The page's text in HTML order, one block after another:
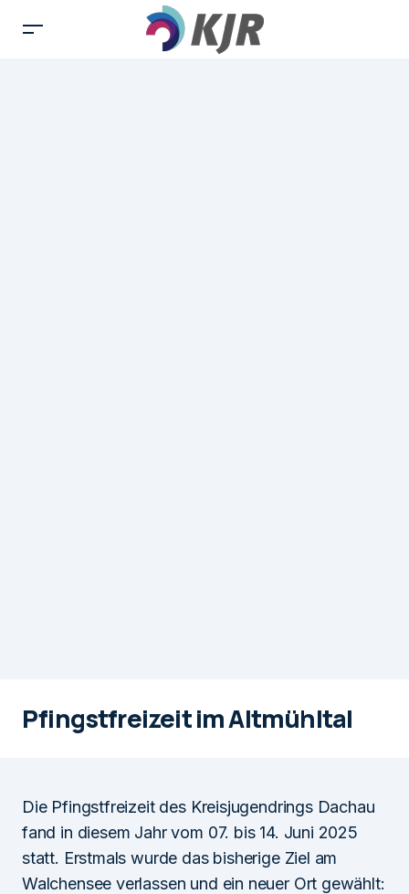
Pfingstfreizeit im Altmühltal
Die Pfingstfreizeit des Kreisjugendrings Dachau
fand in diesem Jahr vom 07. bis 14. Juni 2025
statt. Erstmals wurde das bisherige Ziel am
Walchensee verlassen und ein neuer Ort gewählt: